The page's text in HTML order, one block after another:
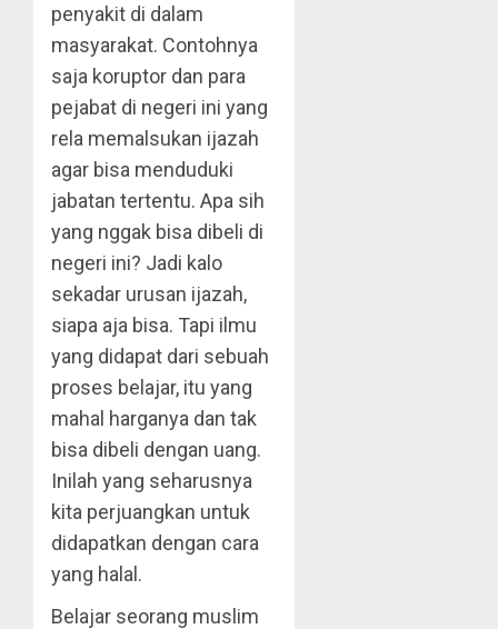
penyakit di dalam
masyarakat. Contohnya
saja koruptor dan para
pejabat di negeri ini yang
rela memalsukan ijazah
agar bisa menduduki
jabatan tertentu. Apa sih
yang nggak bisa dibeli di
negeri ini? Jadi kalo
sekadar urusan ijazah,
siapa aja bisa. Tapi ilmu
yang didapat dari sebuah
proses belajar, itu yang
mahal harganya dan tak
bisa dibeli dengan uang.
Inilah yang seharusnya
kita perjuangkan untuk
didapatkan dengan cara
yang halal.
Belajar seorang muslim